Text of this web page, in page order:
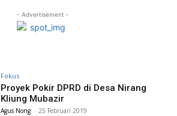
- Advertisement -
Fokus
Proyek Pokir DPRD di Desa Nirang
Kliung Mubazir
Agus Nong - 25 Februari 2019